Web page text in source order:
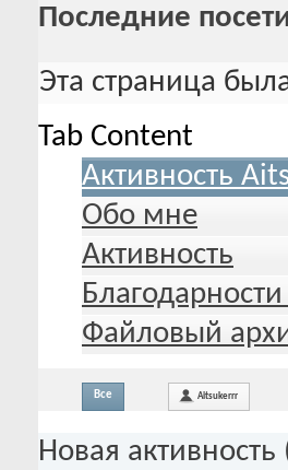
Последние
Эта страница
Tab Content
Активность
Обо мне
Активность
Файловый
Все Aitsukerrr
Новая активность